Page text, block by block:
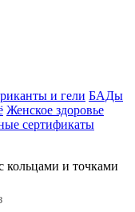
и гели БАДы
Женское здоровье
сертификаты
кольцами и точками